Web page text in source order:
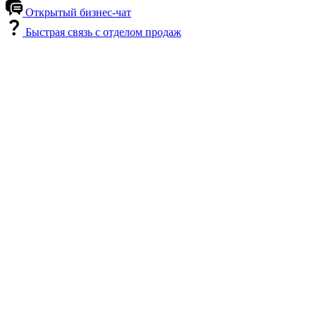
Открытый бизнес-чат
Быстрая связь с отделом продаж